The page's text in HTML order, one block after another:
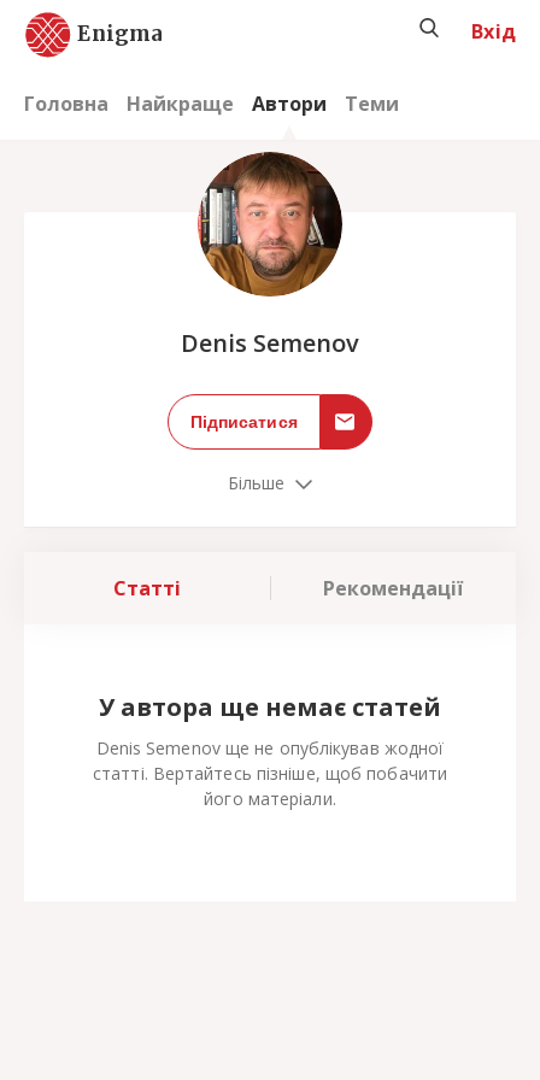
Enigma
Головна Найкраще Автори Теми
Вхід
Denis Semenov
Підписатися
Більше
Статті Рекомендації
У автора ще немає статей
Denis Semenov ще не опублікував жодної
статті. Вертайтесь пізніше, щоб побачити
його матеріали.